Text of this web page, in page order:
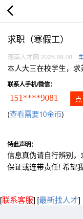
求职（寒假工）
灌南人才网 2026.08.08
本人大三在校学生，求
联系人手机/微信：
151****9081
(查看需要10金币)
特此声明：
信息真伪请自行辨别
保证或连带责任! 希望
[联系客服] [最新找人才]